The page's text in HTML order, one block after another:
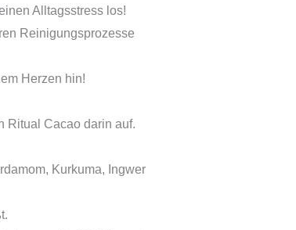
Alltagsstress los!
Reinigungsprozesse
Herzen hin!
Ritual Cacao darin auf.
Kurkuma, Ingwer